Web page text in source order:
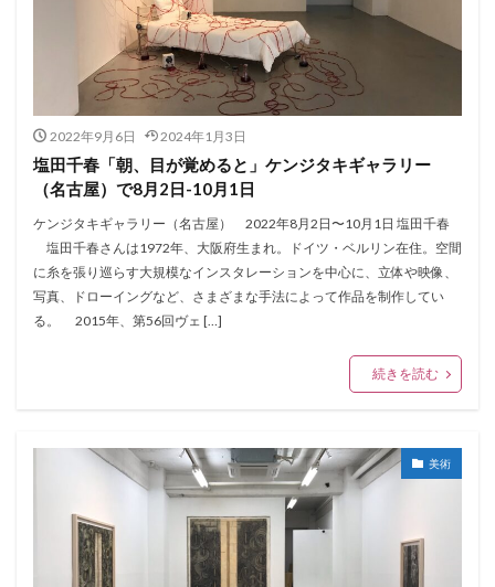
2022年9月6日 2024年1月3日
塩田千春「朝、目が覚めると」ケンジタキギャラリー
（名古屋）で8月2日-10月1日
ケンジタキギャラリー（名古屋） 2022年8月2日〜10月1日 塩田千春
塩田千春さんは1972年、大阪府生まれ。ドイツ・ベルリン在住。空間
に糸を張り巡らす大規模なインスタレーションを中心に、立体や映像、
写真、ドローイングなど、さまざまな手法によって作品を制作してい
る。 2015年、第56回ヴェ […]
続きを読む
美術